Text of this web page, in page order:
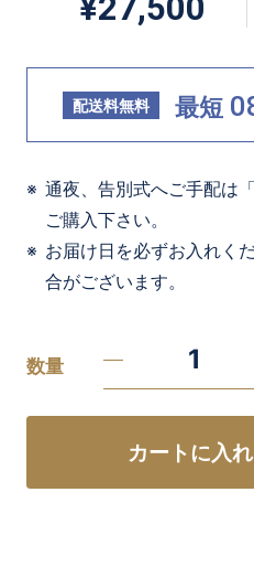
配送料無料 最短
通夜、告別式へご手配は
ご購入下さい。
お届け日を必ずお入れく
合がございます。
数量
カートに入